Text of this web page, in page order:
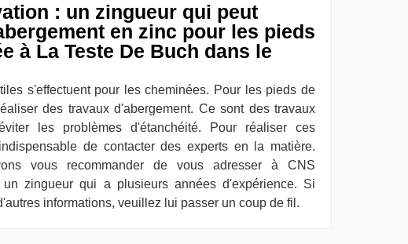
: un zingueur qui peut
en zinc pour les pieds
à La Teste De Buch dans le
s'effectuent pour les cheminées. Pour les pieds de
des travaux d'abergement. Ce sont des travaux
les problèmes d'étanchéité. Pour réaliser ces
de contacter des experts en la matière.
vous recommander de vous adresser à CNS
un zingueur qui a plusieurs années d'expérience. Si
informations, veuillez lui passer un coup de fil.